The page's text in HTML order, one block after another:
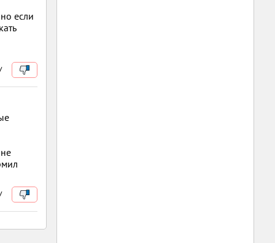
если